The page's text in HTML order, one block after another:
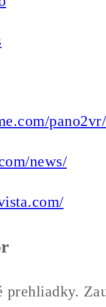
pano2vr/
news/